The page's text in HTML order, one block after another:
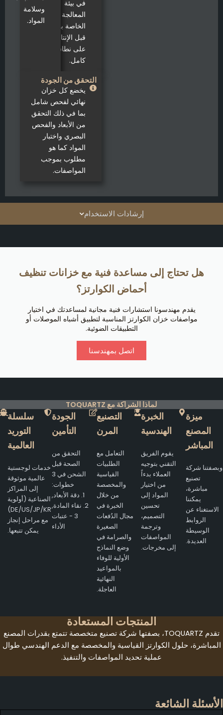
إرشادات الاستخدام
في بيئة
المعالجة
الخاصة بك
قبل الإنتاج
على نطاق
كامل.
وسلامة
المواد.
التحقق من الجودة
يخضع كل خزان
نهائي لفحص شامل
بما في ذلك التحقق
من الأبعاد والفحص
البصري واختبار
المواد كما هو
مطلوب بموجب
المواصفات.
هل تحتاج إلى مساعدة فنية مع خزانات تنظيف
أحماض الكوارتز؟
يقدم مهندسونا استشارات فنية مجانية لمساعدتك في اختيار
مواصفات خزان الكوارتز المناسبة لتطبيق أشباه الموصلات أو
التطبيقات الضوئية.
اتصل بمهندسنا
لماذا الشراكة مع TOQUARTZ
ميزة
المصنع
المباشر
وبصفتنا شركة
تصنيع
مباشرة،
يمكننا
الاستغناء عن
الروابط
الوسيطة
العديدة.
الخبرة
الهندسية
يقوم الفريق
التقني بتوجيه
العملاء بدءاً
من اختيار
المواد إلى
تحسين
التصميم،
وترجمة
المواصفات
إلى مخرجات.
التصنيع
المرن
التعامل مع
الطلبيات
القياسية
والمخصصة
من خلال
الخبرة في
مجال الدُفعات
الصغيرة
والصرامة في
وضع النماذج
الأولية للوفاء
بالمواعيد
النهائية
العاجلة.
الجودة
التأمين
التحقق من
الصحة قبل
الشحن في 3
خطوات:
1. دقة الأبعاد,
2. نقاء المادة,
3 - عتبات
الأداء
سلسلة
التوريد
العالمية
خدمات لوجستية
عالمية موثوقة
إلى المراكز
الصناعية (أولوية
DE/US/JP/KR)
مع مراحل إنجاز
يمكن تتبعها.
المنتجات المستعادة
تقدم TOQUARTZ، بصفتها شركة تصنيع متخصصة تتمتع بقدرات المصنع
المباشرة، حلول الكوارتز القياسية والمخصصة مع الدعم الهندسي طوال
عملية تحديد المواصفات والتنفيذ.
الأسئلة الشائعة